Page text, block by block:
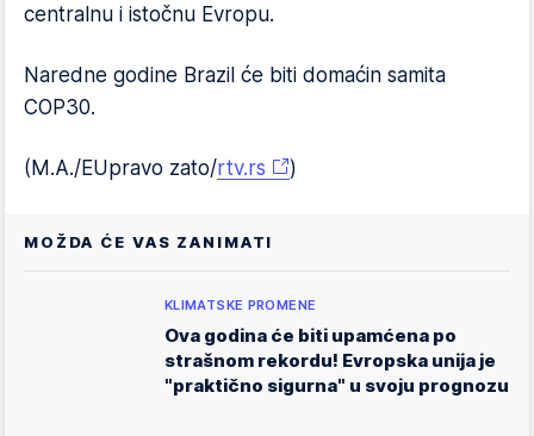
centralnu i istočnu Evropu.
Naredne godine Brazil će biti domaćin samita
COP30.
(M.A./EUpravo zato/rtv.rs )
MOŽDA ĆE VAS ZANIMATI
KLIMATSKE PROMENE
Ova godina će biti upamćena po
strašnom rekordu! Evropska unija je
"praktično sigurna" u svoju prognozu